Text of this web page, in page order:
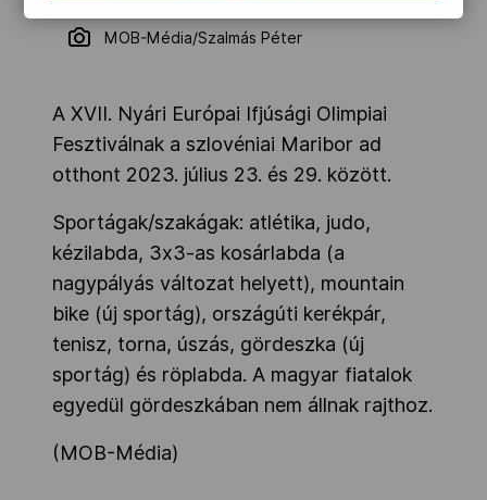
MOB-Média/Szalmás Péter
A XVII. Nyári Európai Ifjúsági Olimpiai
Fesztiválnak a szlovéniai Maribor ad
otthont 2023. július 23. és 29. között.
Sportágak/szakágak: atlétika, judo,
kézilabda, 3x3-as kosárlabda (a
nagypályás változat helyett), mountain
bike (új sportág), országúti kerékpár,
tenisz, torna, úszás, gördeszka (új
sportág) és röplabda. A magyar fiatalok
egyedül gördeszkában nem állnak rajthoz.
(MOB-Média)